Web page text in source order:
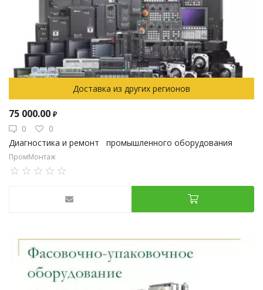
Доставка из других регионов
75 000.00 ₽
0
0
Диагностика и ремонт промышленного оборудования
ПромМонтаж